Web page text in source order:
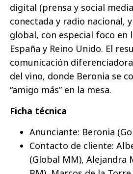
digital (prensa y social
conectada y radio nacional,
global, con especial foco en
España y Reino Unido. El
comunicación
del vino, donde Beronia se
“amigo más” en la mesa.
Ficha técnica
Anunciante: Beronia
Contacto de cliente:
(Global MM), Alejandra